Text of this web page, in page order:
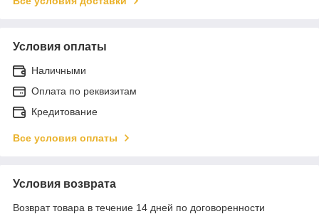
Условия оплаты
Наличными
Оплата по реквизитам
Кредитование
Все условия оплаты
Условия возврата
Возврат товара в течение 14 дней по договоренности